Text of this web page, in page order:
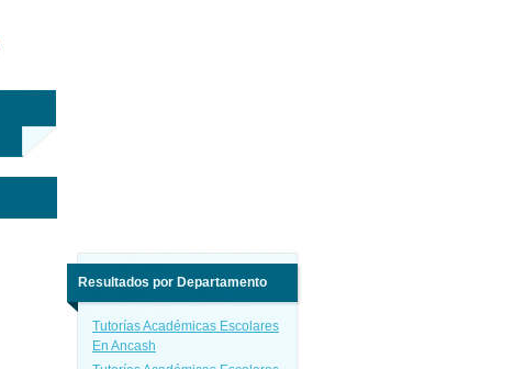
Resultados por Departamento
Tutorías Académicas Escolares
En Ancash